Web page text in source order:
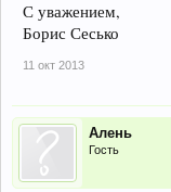
С уважением,
Борис Сесько
11 окт 2013
Алень
Гость